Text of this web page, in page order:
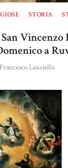
STORIA
a
Francesco Lauciello